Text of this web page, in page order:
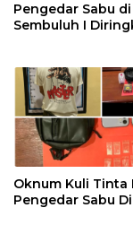
Pengedar Sabu di
Sembuluh I
Oknum Kuli Tinta
Pengedar Sabu